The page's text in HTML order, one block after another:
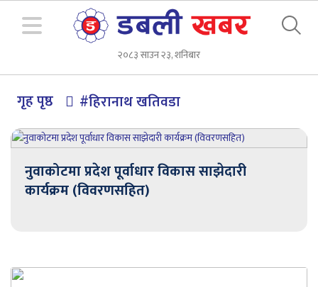
२०८३ साउन २३, शनिबार
गृह पृष्ठ #हिरानाथ खतिवडा
नुवाकोटमा प्रदेश पूर्वाधार विकास साझेदारी
कार्यक्रम (विवरणसहित)